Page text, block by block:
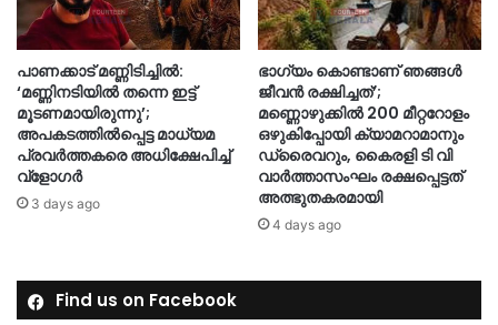
പാണക്കാട് മണ്ണിടിച്ചിൽ:
‘മണ്ണിനടിയില്‍ തന്നെ ഇട്ട്
മൂടണമായിരുന്നു’;
അപകടത്തില്‍പ്പെട്ട മാധ്യമ
പ്രവര്‍ത്തകരെ അധിക്ഷേപിച്ച്
വ്ളോഗർ
3 days ago
ഭാഗ്യം കൊണ്ടാണ് ഞങ്ങൾ
ജീവൻ രക്ഷിച്ചത്’;
മണ്ണൊഴുക്കിൽ 200 മീറ്ററോളം
ഒഴുകിപ്പോയി ക്യാമറാമാനും
ഡ്രൈവറും, കൈരളി ടി വി
വാർത്താസംഘം രക്ഷപ്പെട്ടത്
അത്ഭുതകരമായി
4 days ago
Find us on Facebook